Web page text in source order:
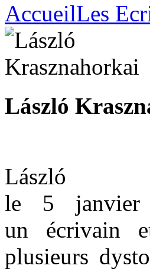
AccueilLes
László
László
le 5 janvier
un écrivain
plusieurs